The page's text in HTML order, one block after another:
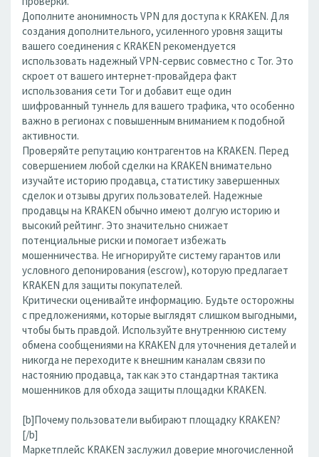
Дополните анонимность VPN для доступа к KRAKEN. Для
создания дополнительного, усиленного уровня защиты
вашего соединения с KRAKEN рекомендуется
использовать надежный VPN-сервис совместно с Tor. Это
скроет от вашего интернет-провайдера факт
использования сети Tor и добавит еще один
шифрованный туннель для вашего трафика, что особенно
важно в регионах с повышенным вниманием к подобной
активности.
Проверяйте репутацию контрагентов на KRAKEN. Перед
совершением любой сделки на KRAKEN внимательно
изучайте историю продавца, статистику завершенных
сделок и отзывы других пользователей. Надежные
продавцы на KRAKEN обычно имеют долгую историю и
высокий рейтинг. Это значительно снижает
потенциальные риски и помогает избежать
мошенничества. Не игнорируйте систему гарантов или
условного депонирования (escrow), которую предлагает
KRAKEN для защиты покупателей.
Критически оценивайте информацию. Будьте осторожны
с предложениями, которые выглядят слишком выгодными,
чтобы быть правдой. Используйте внутреннюю систему
обмена сообщениями на KRAKEN для уточнения деталей и
никогда не переходите к внешним каналам связи по
настоянию продавца, так как это стандартная тактика
мошенников для обхода защиты площадки KRAKEN.
[b]Почему пользователи выбирают площадку KRAKEN?
[/b]
Маркетплейс KRAKEN заслужил доверие многочисленной